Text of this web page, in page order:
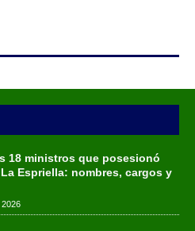
18 ministros que posesionó
Espriella: nombres, cargos y